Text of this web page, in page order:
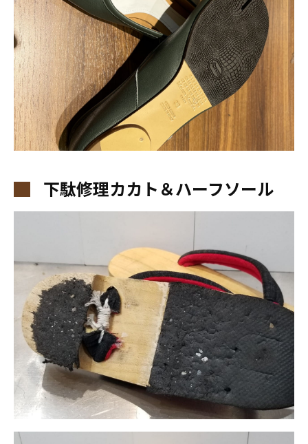
下駄修理カカト＆ハーフソール